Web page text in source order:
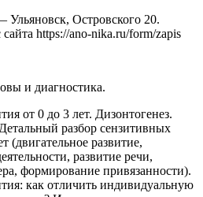
Островского 20.
https://ano-nika.ru/form/zapis
и диагностика.
от 0 до 3 лет. Дизонтогенез.
разбор сензитивных
(двигательное развитие,
развитие речи,
формирование привязанности).
как отличить индивидуальную